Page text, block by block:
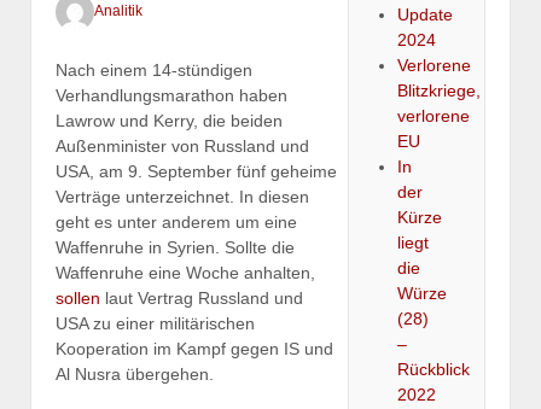
Analitik
Nach einem 14-stündigen
Verhandlungsmarathon haben
Lawrow und Kerry, die beiden
Außenminister von Russland und
USA, am 9. September fünf geheime
Verträge unterzeichnet. In diesen
geht es unter anderem um eine
Waffenruhe in Syrien. Sollte die
Waffenruhe eine Woche anhalten,
sollen laut Vertrag Russland und
USA zu einer militärischen
Kooperation im Kampf gegen IS und
Al Nusra übergehen.
Update
2024
Verlorene
Blitzkriege,
verlorene
EU
In
der
Kürze
liegt
die
Würze
(28)
–
Rückblick
2022